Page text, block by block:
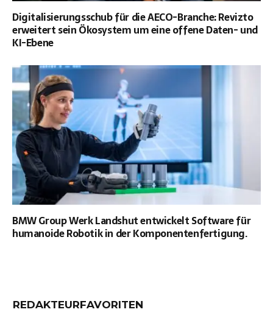
Digitalisierungsschub für die AECO-Branche: Revizto
erweitert sein Ökosystem um eine offene Daten- und
KI-Ebene
BMW Group Werk Landshut entwickelt Software für
humanoide Robotik in der Komponentenfertigung.
REDAKTEURFAVORITEN